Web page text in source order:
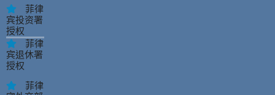
菲律
宾投资署
授权
菲律
宾退休署
授权
菲律